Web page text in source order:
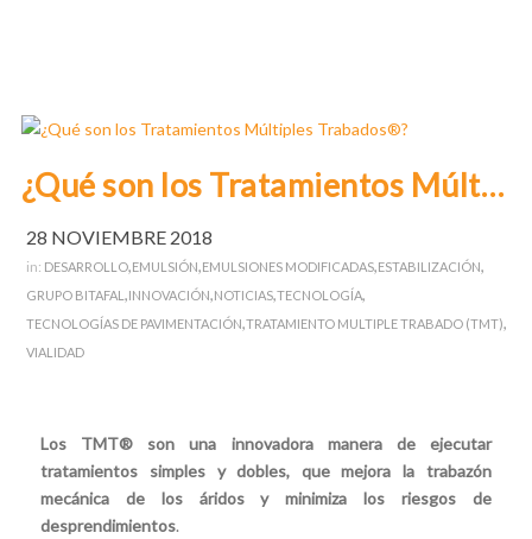
¿Qué son los Tratamientos Múltiples Trabados®?
28 NOVIEMBRE 2018
in: DESARROLLO,EMULSIÓN,EMULSIONES MODIFICADAS,ESTABILIZACIÓN,
GRUPO BITAFAL ,INNOVACIÓN,NOTICIAS,TECNOLOGÍA,
TECNOLOGÍAS DE PAVIMENTACIÓN,TRATAMIENTO MULTIPLE TRABADO (TMT),
VIALIDAD
Los TMT® son una innovadora manera de ejecutar
tratamientos simples y dobles, que mejora la trabazón
mecánica de los áridos y minimiza los riesgos de
desprendimientos.